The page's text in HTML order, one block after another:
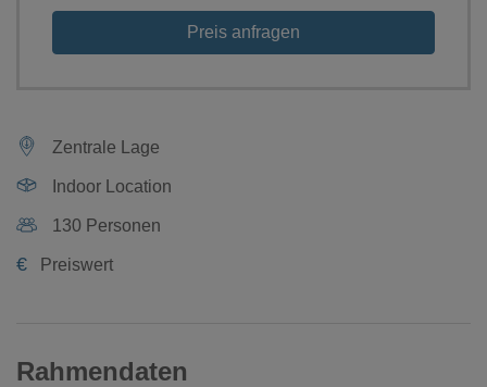
Preis anfragen
Zentrale Lage
Indoor Location
130 Personen
€ Preiswert
Rahmendaten